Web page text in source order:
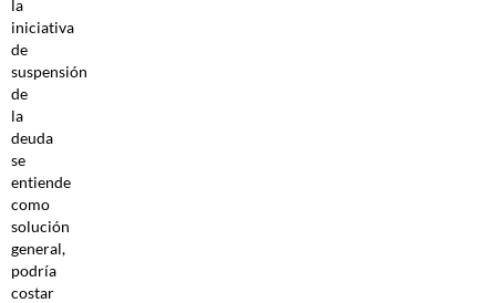
la
iniciativa
de
suspensión
de
la
deuda
se
entiende
como
solución
general,
podría
costar